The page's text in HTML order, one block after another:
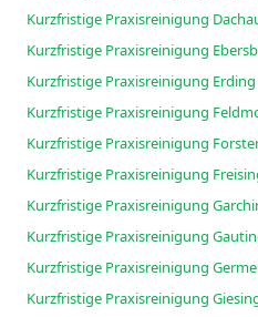
Kurzfristige Praxisreinigung
Kurzfristige Praxisreinigung
Kurzfristige Praxisreinigung
Kurzfristige Praxisreinigung
Kurzfristige Praxisreinigung
Kurzfristige Praxisreinigung
Kurzfristige Praxisreinigung
Kurzfristige Praxisreinigung
Kurzfristige Praxisreinigung
Kurzfristige Praxisreinigung